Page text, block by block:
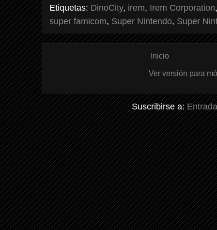
Etiquetas: DinoCity, irem, Irem Corporation
super famicom, Super Nintendo, Super
Inicio
Ver versión para
Suscribirse a: